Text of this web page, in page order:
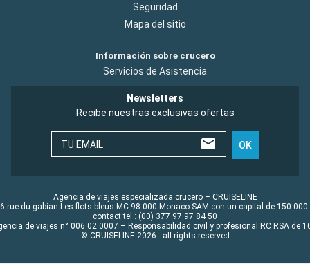
Seguridad
Mapa del sitio
Información sobre crucero
Servicios de Asistencia
Newsletters
Recibe nuestras exclusivas ofertas
TU EMAIL OK
Agencia de viajes especializada crucero – CRUISELINE
rue du gabian Les flots bleus MC 98 000 Monaco SAM con un capital de 150 000
contact tel : (00) 377 97 97 84 50
de viajes n° 006 02 0007 – Responsabilidad civil y profesional RC RSA de
© CRUISELINE 2026 - all rights reserved